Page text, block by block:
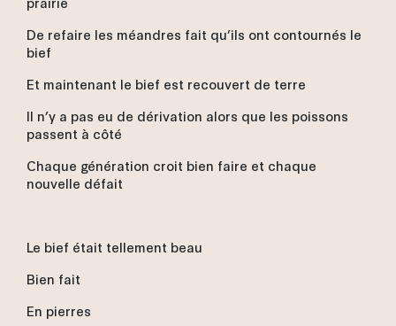
De refaire les méandres fait qu’ils ont contournés le
bief
Et maintenant le bief est recouvert de terre
Il n’y a pas eu de dérivation alors que les poissons
passent à côté
Chaque génération croit bien faire et chaque
nouvelle défait
Le bief était tellement beau
Bien fait
En pierres